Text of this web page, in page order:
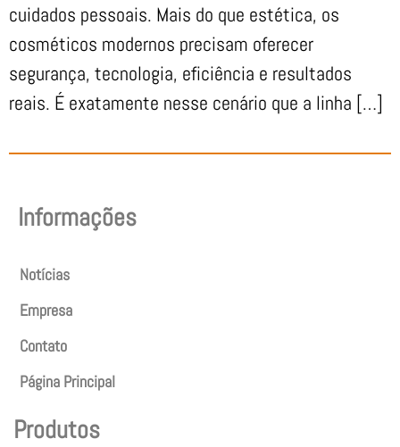
cuidados pessoais. Mais do que estética, os
cosméticos modernos precisam oferecer
segurança, tecnologia, eficiência e resultados
reais. É exatamente nesse cenário que a linha […]
Informações
Notícias
Empresa
Contato
Página Principal
Produtos